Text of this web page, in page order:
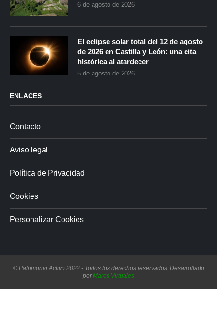
6 de agosto de 2026
El eclipse solar total del 12 de agosto
de 2026 en Castilla y León: una cita
histórica al atardecer
5 de agosto de 2026
ENLACES
Contacto
Aviso legal
Política de Privacidad
Cookies
Personalizar Cookies
© Patrimonio Activo 2022 - Todos los derechos reservados. Desarrollado
porMares Virtuales